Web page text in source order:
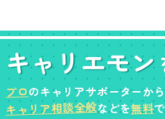
キャリエモン
プロのキャリアサポーターから
キャリア相談全般などを無料